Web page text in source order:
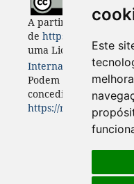
Este
A partir de 2023,
de https://
uma Licença
Creative
Internacional . CC BY
Podem estar
concedidas no âmbito
https://